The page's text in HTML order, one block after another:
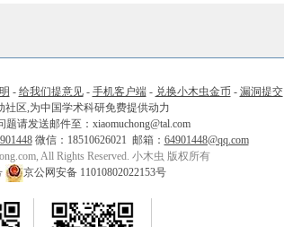
- 给我们提意见- 手机客户端- 兑换小木虫金币 - 漏洞提交
社区,为中国学术科研免费提供动力
请发送邮件至：xiaomuchong@tal.com
微信：18510626021 邮箱： 64901448@qq.com
All Rights Reserved. 小木虫 版权所有
京公网安备 11010802022153号